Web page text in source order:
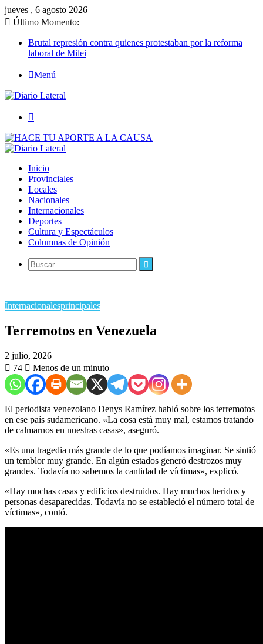
jueves , 6 agosto 2026
Último Momento:
Brutal represión contra quienes protestaban por la reforma
laboral de Milei
Menú
Inicio
Provinciales
Locales
Nacionales
Internacionales
Deportes
Cultura y Espectáculos
Columnas de Opinión
Buscar
Internacionalesprincipales
​Terremotos en Venezuela
2 julio, 2026
74
Menos de un minuto
​El periodista venezolano Denys Ramírez habló sobre los terremotos
en ese país sudamericano. «La cosa está muy mal, estamos tratando
de calmarnos en nuestras casas», aseguró.
«Es una tragedia más grande de lo que podíamos imaginar. Se sintió
un temblor muy grande. En algún estados generó destrozos muy
grandes. Todavía no sabemos la cantidad de víctimas», explicó.
«Hay muchas casas y edificios destruidos. Hay muchos heridos y
personas desaparecidas. Todavía no se estableció el número total de
víctimas», contó.